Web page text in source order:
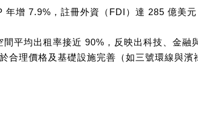
增 7.9%，註冊外資（FDI）達 285 億美
平均出租率接近 90%，反映出科技、金融
理價格及基礎設施完善（如三號環線與濱